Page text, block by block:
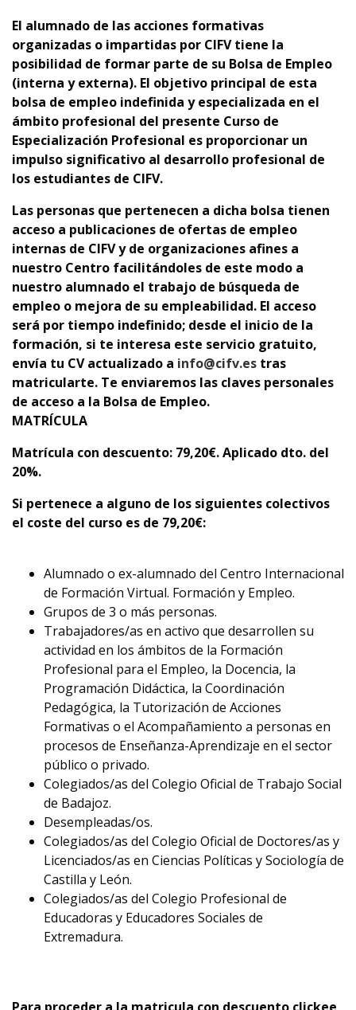
El alumnado de las acciones formativas
organizadas o impartidas por CIFV tiene la
posibilidad de formar parte de su Bolsa de Empleo
(interna y externa). El objetivo principal de esta
bolsa de empleo indefinida y especializada en el
ámbito profesional del presente Curso de
Especialización Profesional es proporcionar un
impulso significativo al desarrollo profesional de
los estudiantes de CIFV.
Las personas que pertenecen a dicha bolsa tienen
acceso a publicaciones de ofertas de empleo
internas de CIFV y de organizaciones afines a
nuestro Centro facilitándoles de este modo a
nuestro alumnado el trabajo de búsqueda de
empleo o mejora de su empleabilidad. El acceso
será por tiempo indefinido; desde el inicio de la
formación, si te interesa este servicio gratuito,
envía tu CV actualizado a info@cifv.es tras
matricularte. Te enviaremos las claves personales
de acceso a la Bolsa de Empleo.
MATRÍCULA
Matrícula con descuento: 79,20€. Aplicado dto. del
20%.
Si pertenece a alguno de los siguientes colectivos
el coste del curso es de 79,20€:
Alumnado o ex-alumnado del Centro Internacional
de Formación Virtual. Formación y Empleo.
Grupos de 3 o más personas.
Trabajadores/as en activo que desarrollen su
actividad en los ámbitos de la Formación
Profesional para el Empleo, la Docencia, la
Programación Didáctica, la Coordinación
Pedagógica, la Tutorización de Acciones
Formativas o el Acompañamiento a personas en
procesos de Enseñanza-Aprendizaje en el sector
público o privado.
Colegiados/as del Colegio Oficial de Trabajo Social
de Badajoz.
Desempleadas/os.
Colegiados/as del Colegio Oficial de Doctores/as y
Licenciados/as en Ciencias Políticas y Sociología de
Castilla y León.
Colegiados/as del Colegio Profesional de
Educadoras y Educadores Sociales de
Extremadura.